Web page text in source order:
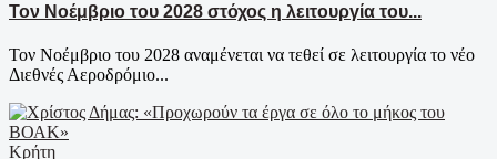
Τον Νοέμβριο του 2028 στόχος η λειτουργία του...
Τον Νοέμβριο του 2028 αναμένεται να τεθεί σε λειτουργία το νέο
Διεθνές Αεροδρόμιο...
Κρήτη